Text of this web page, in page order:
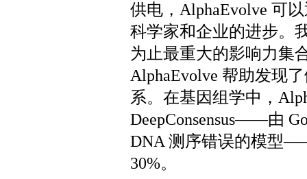
供电，AlphaEvolve 可
科学家和企业的进步。
为止最重大的影响力集
AlphaEvolve 帮助发现
系。在基因组学中，
DeepConsensus——由
DNA 测序错误的模型
30%。